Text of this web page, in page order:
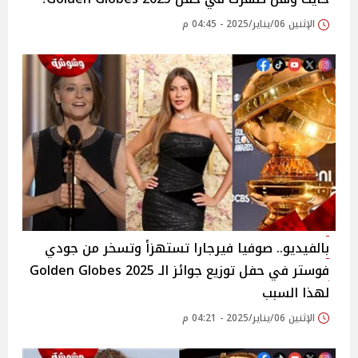
الإثنين 06/يناير/2025 - 04:45 م
بالفيديو.. صوفيا فيرجارا تستهزأ وتسخر من جودي
فوستر في حفل توزيع جوائز الـ 2025 Golden Globes
لهذا السبب
الإثنين 06/يناير/2025 - 04:21 م